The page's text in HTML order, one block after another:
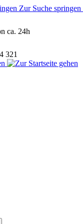
Zur Suche springen
ca. 24h
321